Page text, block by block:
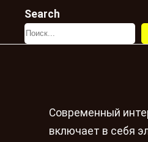
Search
Современный
включает в себя